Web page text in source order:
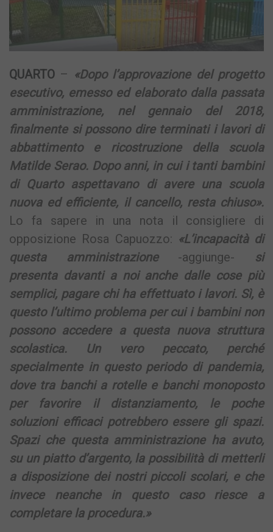
QUARTO – «Dopo l’approvazione del progetto
esecutivo, emesso ed elaborato dalla passata
amministrazione, nel gennaio del 2018,
finalmente si possono dire terminati i lavori di
abbattimento e ricostruzione della scuola
Matilde Serao. Dopo anni, in cui i tanti bambini
di Quarto aspettavano di avere una scuola
nuova ed efficiente, il cancello, resta chiuso».
Lo fa sapere in una nota il consigliere di
opposizione Rosa Capuozzo: «L’incapacità di
questa amministrazione-aggiunge- si
presenta davanti a noi anche dalle cose più
semplici, pagare chi ha effettuato i lavori. Sì, è
questo l’ultimo problema per cui i bambini non
possono accedere a questa nuova struttura
scolastica. Un vero peccato, perché
specialmente in questo periodo di pandemia,
dove tra banchi a rotelle e banchi monoposto
per favorire il distanziamento, le poche
soluzioni efficaci potrebbero essere gli spazi.
Spazi che questa amministrazione ha avuto,
su un piatto d’argento, la possibilità di metterli
a disposizione dei nostri piccoli scolari, e che
invece neanche in questo caso riesce a
completare la procedura.»